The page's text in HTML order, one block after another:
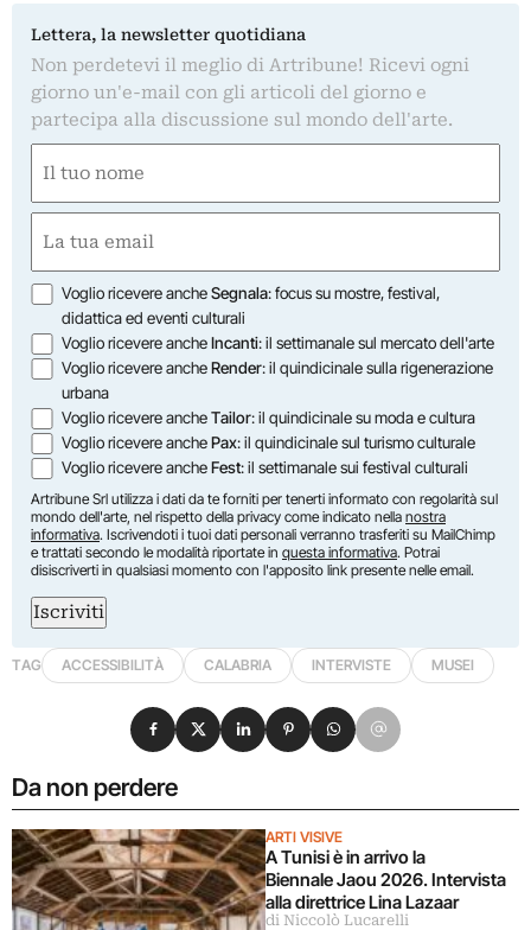
Lettera, la newsletter quotidiana
Non perdetevi il meglio di Artribune! Ricevi ogni
giorno un'e-mail con gli articoli del giorno e
partecipa alla discussione sul mondo dell'arte.
(Required)
First
(Required)
Opzioni
Voglio ricevere ancheSegnala: focus su mostre, festival,
didattica ed eventi culturali
Voglio ricevere ancheIncanti: il settimanale sul mercato dell'arte
Voglio ricevere ancheRender: il quindicinale sulla rigenerazione
urbana
Voglio ricevere ancheTailor: il quindicinale su moda e cultura
Voglio ricevere anchePax: il quindicinale sul turismo culturale
Voglio ricevere ancheFest: il settimanale sui festival culturali
Artribune Srl utilizza i dati da te forniti per tenerti informato con regolarità sul
mondo dell'arte, nel rispetto della privacy come indicato nella nostra
informativa. Iscrivendoti i tuoi dati personali verranno trasferiti su MailChimp
e trattati secondo le modalità riportate in questa informativa. Potrai
disiscriverti in qualsiasi momento con l'apposito link presente nelle email.
Iscriviti
TAG ACCESSIBILITÀ CALABRIA INTERVISTE MUSEI
Da non perdere
ARTI VISIVE
A Tunisi è in arrivo la
Biennale Jaou 2026. Intervista
alla direttrice Lina Lazaar
di Niccolò Lucarelli
Condividi su Facebook
Condividi su X
Condividi su LinkedIn
Condividi su Pinterest
Condividi su WhatsApp
Condividi su Email